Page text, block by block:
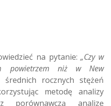
na pytanie:„Czy w
powietrzem niż w New
rocznych stężeń
metodę analizy
porównawczą analizę